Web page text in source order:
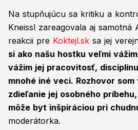
Na stupňujúcu sa kritiku a
Kneissl zareagovala aj samotná
reakcii pre Koktejl.sk sa jej
si ako našu hostku veľmi
vážim jej pracovitosť,
mnohé iné veci. Rozhovor som
zdieľanie jej osobného
môže byt inšpiráciou pri
moderátorka.